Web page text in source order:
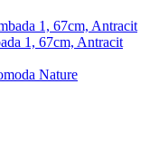
1, 67cm, Antracit
Nature